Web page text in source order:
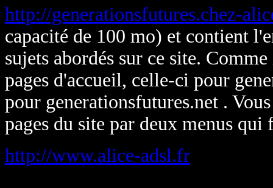
http://generationsfutures.chez-
capacité de 100 mo) et contient
sujets abordés sur ce site.
pages d'accueil, celle-ci pour
pour generationsfutures.net .
pages du site par deux menus qui
http://www.alice-adsl.fr